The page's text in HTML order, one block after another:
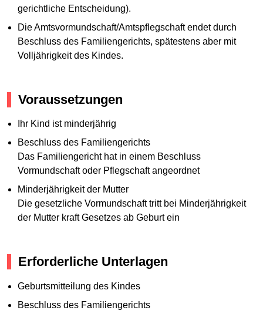
gerichtliche Entscheidung).
Die Amtsvormundschaft/Amtspflegschaft endet durch
Beschluss des Familiengerichts, spätestens aber mit
Volljährigkeit des Kindes.
Voraussetzungen
Ihr Kind ist minderjährig
Beschluss des Familiengerichts
Das Familiengericht hat in einem Beschluss
Vormundschaft oder Pflegschaft angeordnet
Minderjährigkeit der Mutter
Die gesetzliche Vormundschaft tritt bei Minderjährigkeit
der Mutter kraft Gesetzes ab Geburt ein
Erforderliche Unterlagen
Geburtsmitteilung des Kindes
Beschluss des Familiengerichts